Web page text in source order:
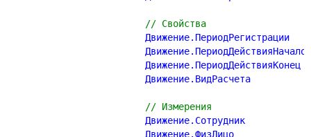
// Свойства
// Измерения